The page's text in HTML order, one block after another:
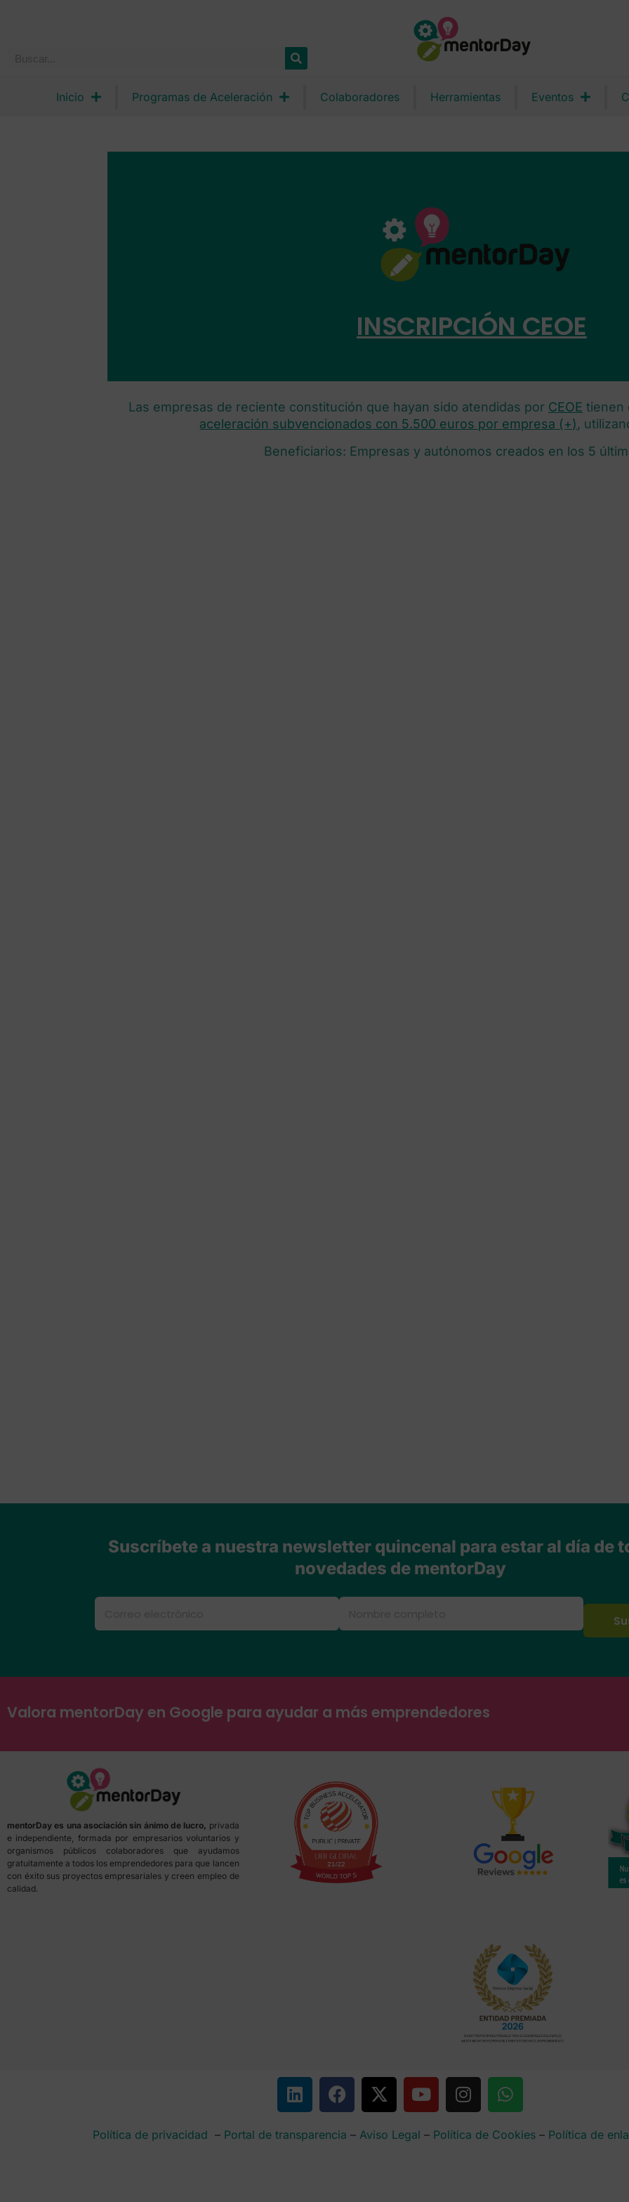
Inicio Programas de Aceleración Colaboradores Herramientas Eventos
INSCRIPCIÓN CEOE
Las empresas de reciente constitución que hayan sido atendidas por CEOE tienen
aceleración subvencionados con 5.500 euros por empresa (+),
Beneficiarios: Empresas y autónomos creados en los 5
Suscríbete a nuestra newsletter quincenal para estar al día de
novedades de mentorDay
Valora mentorDay en Google para ayudar a más emprendedores
mentorDay es una asociación sin ánimo de lucro, privada
e independiente, formada por empresarios voluntarios y
organismos públicos colaboradores que ayudamos
gratuitamente a todos los emprendedores para que lancen
con éxito sus proyectos empresariales y creen empleo de
calidad.
Política de privacidad – Portal de transparencia – Aviso Legal – Política de Cookies– Política de